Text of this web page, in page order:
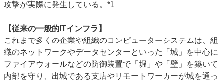
攻撃が実際に発生している。*1
【従来の一般的ITインフラ】
これまで多くの企業や組織のコンピューターシステムは、組
織のネットワークやデータセンターといった「城」を中心に
ファイアウォールなどの防御装置で「堀」や「壁」を築いて
内部を守り、出城である支店やリモートワーカーが城を通っ